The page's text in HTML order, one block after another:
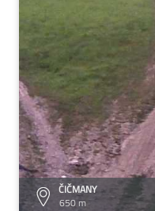
ČIČMANY
650 m